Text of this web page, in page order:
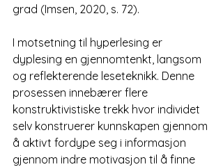
grad (Imsen, 2020, s. 72).
I motsetning til hyperlesing er
dyplesing en gjennomtenkt, langsom
og reflekterende leseteknikk. Denne
prosessen innebærer flere
konstruktivistiske trekk hvor individet
selv konstruerer kunnskapen gjennom
å aktivt fordype seg i informasjon
gjennom indre motivasjon til å finne